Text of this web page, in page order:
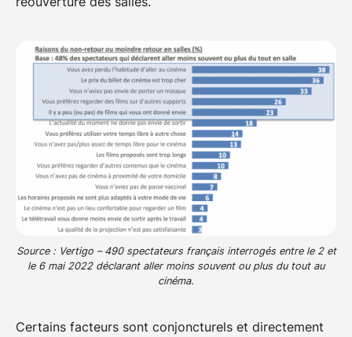
Source : Vertigo – 490 spectateurs français interrogés entre le 2 et
le 6 mai 2022 déclarant aller moins souvent ou plus du tout au
cinéma.
Certains facteurs sont conjoncturels et directement